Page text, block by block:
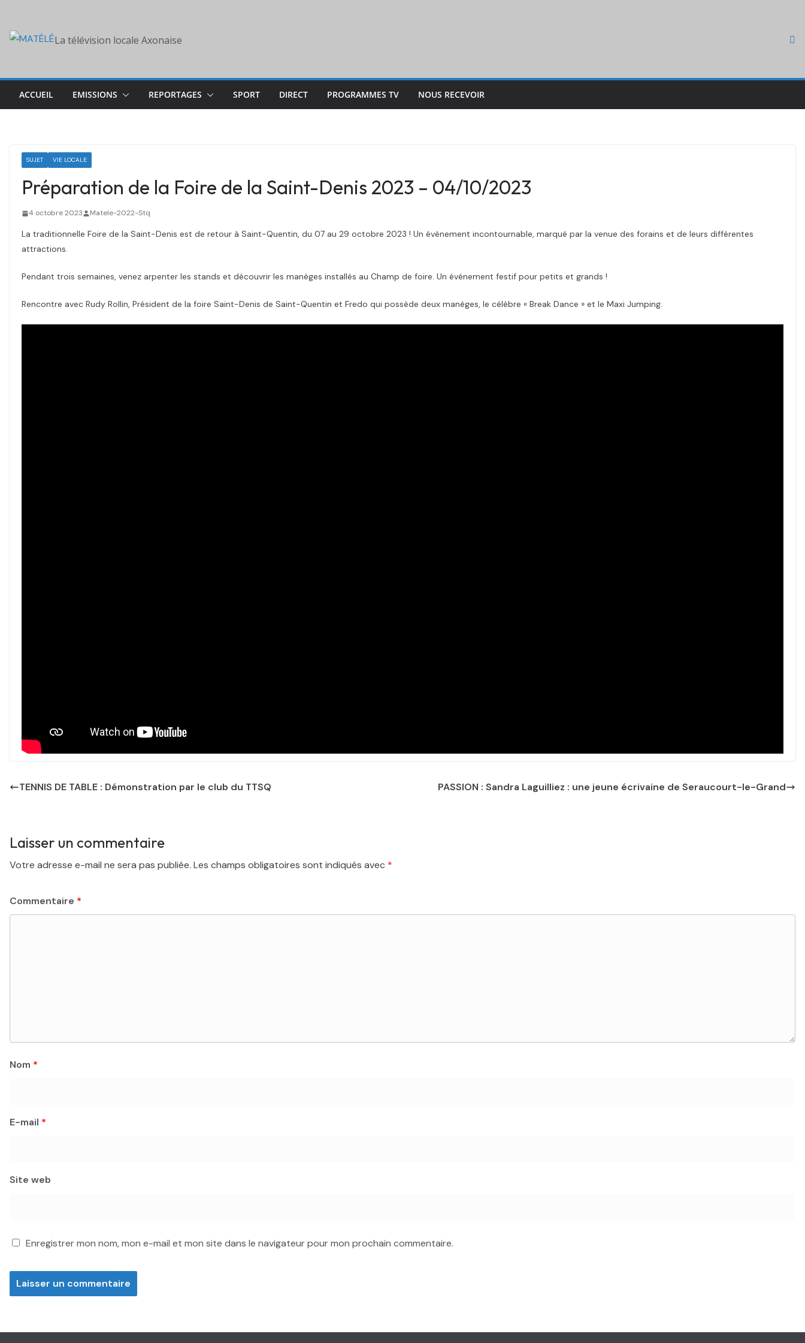
content
La télévision locale Axonaise
ACCUEIL EMISSIONS REPORTAGES SPORT DIRECT PROGRAMMES TV NOUS RECEVOIR
SUJET VIE LOCALE
Préparation de la Foire de la Saint-Denis 2023 – 04/10/2023
4 octobre 2023 Matele-2022-Stq
La traditionnelle Foire de la Saint-Denis est de retour à Saint-Quentin, du 07 au 29 octobre 2023 ! Un évènement incontournable, marqué par la venue des forains et de leurs différentes
attractions.
Pendant trois semaines, venez arpenter les stands et découvrir les manèges installés au Champ de foire. Un événement festif pour petits et grands !
Rencontre avec Rudy Rollin, Président de la foire Saint-Denis de Saint-Quentin et Fredo qui possède deux manèges, le célèbre « Break Dance » et le Maxi Jumping.
TENNIS DE TABLE : Démonstration par le club du TTSQ PASSION : Sandra Laguilliez : une jeune écrivaine de Seraucourt-le-Grand
Laisser un commentaire
Votre adresse e-mail ne sera pas publiée. Les champs obligatoires sont indiqués avec *
Commentaire *
Nom *
E-mail *
Site web
Enregistrer mon nom, mon e-mail et mon site dans le navigateur pour mon prochain commentaire.